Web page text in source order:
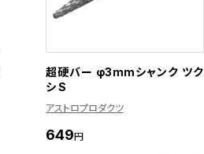
超硬バー φ3mmシャンク ツク
シ S
アストロプロダクツ
649円